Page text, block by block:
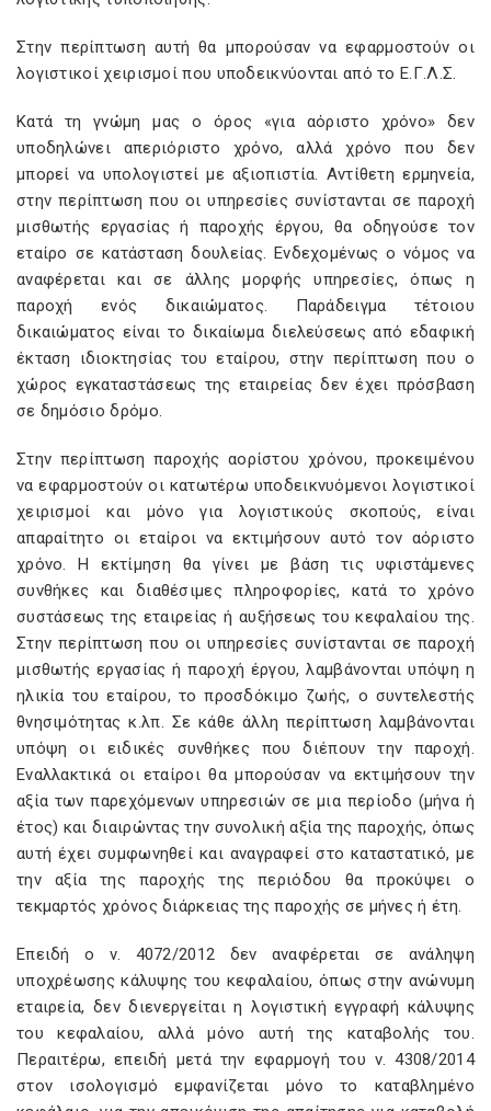
Στην περίπτωση αυτή θα μπορούσαν να εφαρμοστούν οι
λογιστικοί χειρισμοί που υποδεικνύονται από το Ε.Γ.Λ.Σ.
Κατά τη γνώμη μας ο όρος «για αόριστο χρόνο» δεν
υποδηλώνει απεριόριστο χρόνο, αλλά χρόνο που δεν
μπορεί να υπολογιστεί με αξιοπιστία. Αντίθετη ερμηνεία,
στην περίπτωση που οι υπηρεσίες συνίστανται σε παροχή
μισθωτής εργασίας ή παροχής έργου, θα οδηγούσε τον
εταίρο σε κατάσταση δουλείας. Ενδεχομένως ο νόμος να
αναφέρεται και σε άλλης μορφής υπηρεσίες, όπως η
παροχή ενός δικαιώματος. Παράδειγμα τέτοιου
δικαιώματος είναι το δικαίωμα διελεύσεως από εδαφική
έκταση ιδιοκτησίας του εταίρου, στην περίπτωση που ο
χώρος εγκαταστάσεως της εταιρείας δεν έχει πρόσβαση
σε δημόσιο δρόμο.
Στην περίπτωση παροχής αορίστου χρόνου, προκειμένου
να εφαρμοστούν οι κατωτέρω υποδεικνυόμενοι λογιστικοί
χειρισμοί και μόνο για λογιστικούς σκοπούς, είναι
απαραίτητο οι εταίροι να εκτιμήσουν αυτό τον αόριστο
χρόνο. Η εκτίμηση θα γίνει με βάση τις υφιστάμενες
συνθήκες και διαθέσιμες πληροφορίες, κατά το χρόνο
συστάσεως της εταιρείας ή αυξήσεως του κεφαλαίου της.
Στην περίπτωση που οι υπηρεσίες συνίστανται σε παροχή
μισθωτής εργασίας ή παροχή έργου, λαμβάνονται υπόψη η
ηλικία του εταίρου, το προσδόκιμο ζωής, ο συντελεστής
θνησιμότητας κ.λπ. Σε κάθε άλλη περίπτωση λαμβάνονται
υπόψη οι ειδικές συνθήκες που διέπουν την παροχή.
Εναλλακτικά οι εταίροι θα μπορούσαν να εκτιμήσουν την
αξία των παρεχόμενων υπηρεσιών σε μια περίοδο (μήνα ή
έτος) και διαιρώντας την συνολική αξία της παροχής, όπως
αυτή έχει συμφωνηθεί και αναγραφεί στο καταστατικό, με
την αξία της παροχής της περιόδου θα προκύψει ο
τεκμαρτός χρόνος διάρκειας της παροχής σε μήνες ή έτη.
Επειδή ο ν. 4072/2012 δεν αναφέρεται σε ανάληψη
υποχρέωσης κάλυψης του κεφαλαίου, όπως στην ανώνυμη
εταιρεία, δεν διενεργείται η λογιστική εγγραφή κάλυψης
του κεφαλαίου, αλλά μόνο αυτή της καταβολής του.
Περαιτέρω, επειδή μετά την εφαρμογή του ν. 4308/2014
στον ισολογισμό εμφανίζεται μόνο το καταβλημένο